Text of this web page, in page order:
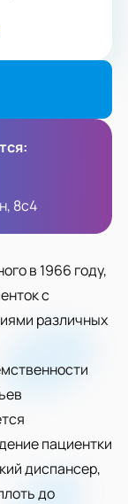
в 1966 году,
с
различных
пациентки
диспансер,
до
8с4